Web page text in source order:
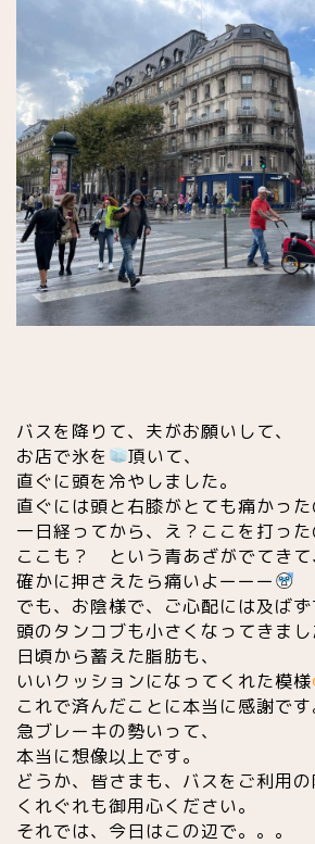
バスを降りて、夫がお願いして、
お店で氷を
頂いて、
直ぐに頭を冷やしました。
直ぐには頭と右膝がとても痛かった
一日経ってから、え？ここを打った
ここも？ という青あざがでてきて
確かに押さえたら痛いよーーー
でも、お陰様で、ご心配には及ばず
頭のタンコブも小さくなってきまし
日頃から蓄えた脂肪も、
いいクッションになってくれた模様
これで済んだことに本当に感謝です
急ブレーキの勢いって、
本当に想像以上です。
どうか、皆さまも、バスをご利用の
くれぐれも御用心ください。
それでは、今日はこの辺で。。。